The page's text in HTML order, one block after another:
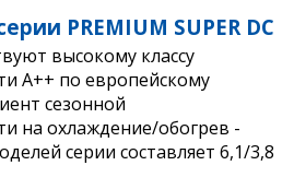
PREMIUM SUPER DC
высокому классу
A++ по европейскому
сезонной
на охлаждение/обогрев -
серии составляет 6,1/3,8